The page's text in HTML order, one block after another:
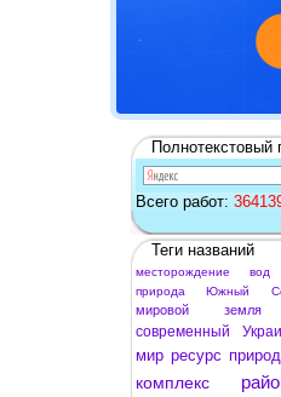
Полнотекстовый
Всего работ:
Теги названий
месторождение вод
природа
Южный
мировой
земля
современный
мир ресурс
комплекс